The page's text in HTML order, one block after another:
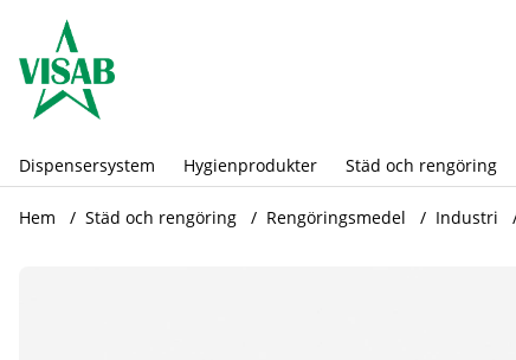
Dispensersystem Hygienprodukter Städ och rengöring
Hem Städ och rengöring Rengöringsmedel Industri